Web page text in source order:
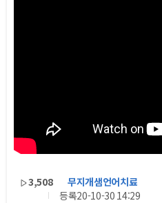
3,508
무지개샘언어치료
등록20-10-30 14:29